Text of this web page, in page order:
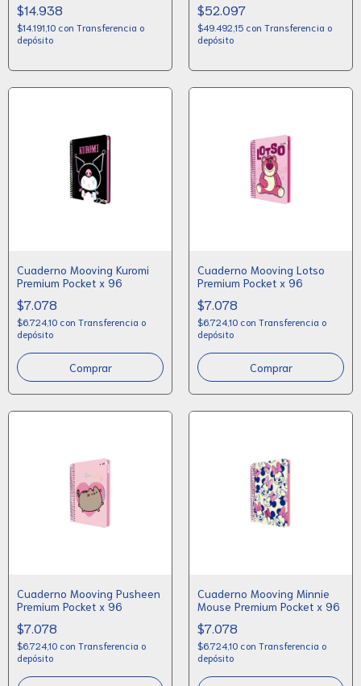
$14.938
$14.191,10 con Transferencia o
depósito
$52.097
$49.492,15 con Transferencia o
depósito
Cuaderno Mooving Kuromi
Premium Pocket x 96
$7.078
$6.724,10 con Transferencia o
depósito
Cuaderno Mooving Lotso
Premium Pocket x 96
$7.078
$6.724,10 con Transferencia o
depósito
Cuaderno Mooving Pusheen
Premium Pocket x 96
$7.078
$6.724,10 con Transferencia o
depósito
Cuaderno Mooving Minnie
Mouse Premium Pocket x 96
$7.078
$6.724,10 con Transferencia o
depósito